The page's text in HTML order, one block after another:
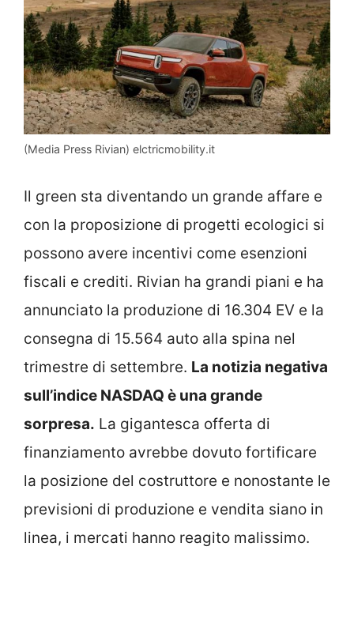
(Media Press Rivian) elctricmobility.it
Il green sta diventando un grande affare e
con la proposizione di progetti ecologici si
possono avere incentivi come esenzioni
fiscali e crediti. Rivian ha grandi piani e ha
annunciato la produzione di 16.304 EV e la
consegna di 15.564 auto alla spina nel
trimestre di settembre. La notizia negativa
sull’indice NASDAQ è una grande
sorpresa. La gigantesca offerta di
finanziamento avrebbe dovuto fortificare
la posizione del costruttore e nonostante le
previsioni di produzione e vendita siano in
linea, i mercati hanno reagito malissimo.